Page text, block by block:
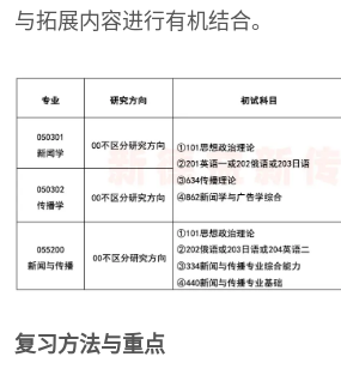
与拓展内容进行有机结合。
复习方法与重点